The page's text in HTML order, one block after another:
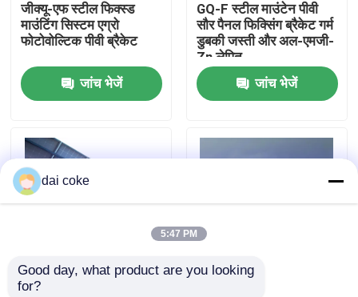
फैक्टरी यात्रा
गुणवत्ता नियंत्रण
हमसे संपर्क करें
एक बोली का अनुरोध
समायोज्य सौर पैनल ब्रैकेट
जीक्यू-एफ स्टील फिक्स्ड
माउंटिंग सिस्टम एग्रो
फोटोवोल्टिक पीवी ब्रैकेट
जांच भेजें
GQ-F स्टील माउंटेन पीवी
सौर पैनल फिक्सिंग ब्रैकेट गर्म
डुबकी जस्ती और अल-एमजी-
Zn लेपित
जांच भेजें
GQ-F स्टील फिक्स्ड माउंट
dai coke
5:47 PM
Good day, what product are you looking
for?